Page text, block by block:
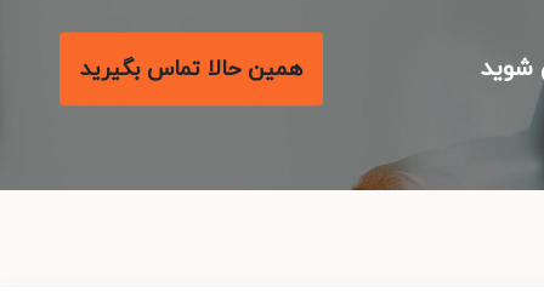
همین حالا تماس بگیرید